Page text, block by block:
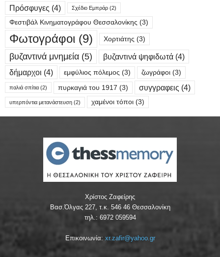
Πρόσφυγες (4) Σχέδιο Εμπράρ (2)
Φεστιβάλ Κινηματογράφου Θεσσαλονίκης (3)
Φωτογράφοι (9) Χορτιάτης (3)
βυζαντινά μνημεία (5) βυζαντινά ψηφιδωτά (4)
δήμαρχοι (4) εμφύλιος πόλεμος (3) ζωγράφοι (3)
παλιά σπίτια (2) πυρκαγιά του 1917 (3) συγγραφεις (4)
υπερπόντια μετανάστευση (2) χαμένοι τόποι (3)
Χρίστος Ζαφείρης
Βασ.Όλγας 227, τ.κ. 546 46 Θεσσαλονίκη
τηλ.: 6972 059594
Επικοινωνία: xr.zafir@yahoo.gr